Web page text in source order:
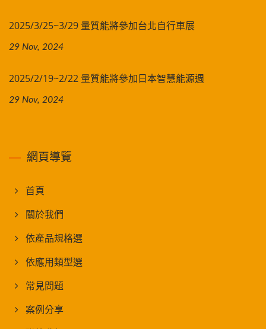
2025/3/25~3/29 量質能將參加台北自行車展
29 Nov, 2024
2025/2/19~2/22 量質能將參加日本智慧能源週
29 Nov, 2024
網頁導覽
首頁
關於我們
依產品規格選
依應用類型選
常見問題
案例分享